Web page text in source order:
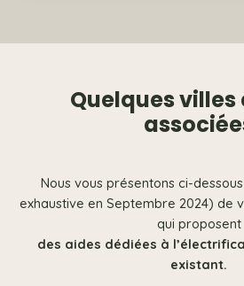
Quelques villes
Nous vous présentons ci-
exhaustive en Septembre 2024) de
qui proposent
des aides dédiées à
existant.